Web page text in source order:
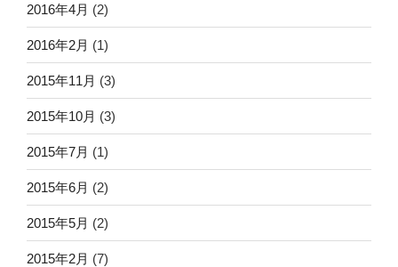
2016年4月 (2)
2016年2月 (1)
2015年11月 (3)
2015年10月 (3)
2015年7月 (1)
2015年6月 (2)
2015年5月 (2)
2015年2月 (7)